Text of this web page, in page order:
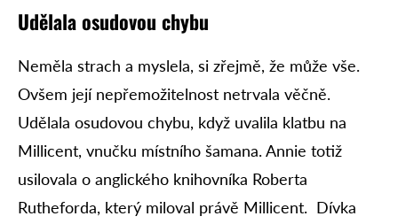
Udělala osudovou chybu
Neměla strach a myslela, si zřejmě, že může vše.
Ovšem její nepřemožitelnost netrvala věčně.
Udělala osudovou chybu, když uvalila klatbu na
Millicent, vnučku místního šamana. Annie totiž
usilovala o anglického knihovníka Roberta
Rutheforda, který miloval právě Millicent. Dívka